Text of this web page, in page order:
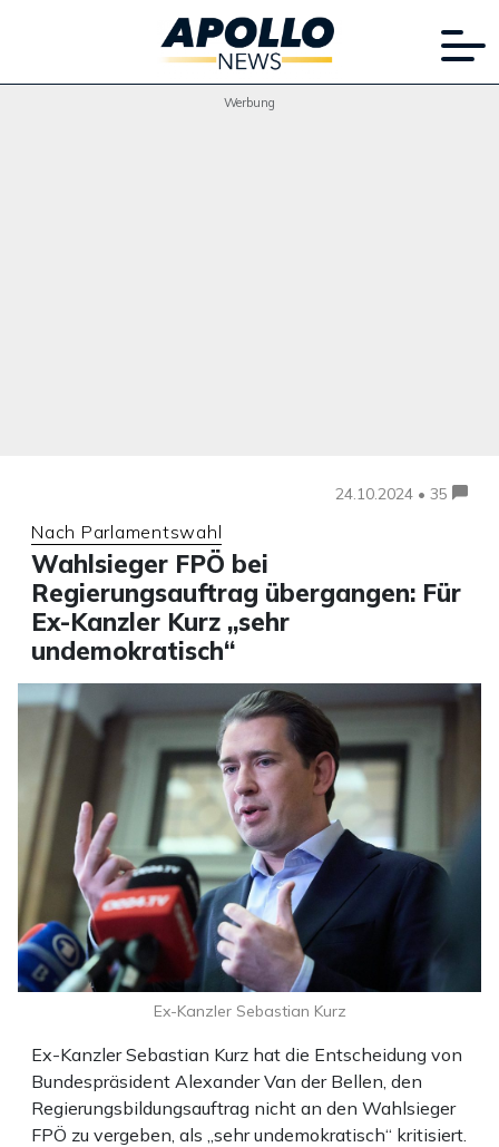
Werbung
24.10.2024 • 35
Nach Parlamentswahl
Wahlsieger FPÖ bei
Regierungsauftrag übergangen: Für
Ex-Kanzler Kurz „sehr
undemokratisch“
Ex-Kanzler Sebastian Kurz hat die Entscheidung von
Bundespräsident Alexander Van der Bellen, den
Regierungsbildungsauftrag nicht an den Wahlsieger
FPÖ zu vergeben, als „sehr undemokratisch“ kritisiert.
Ex-Kanzler Sebastian Kurz